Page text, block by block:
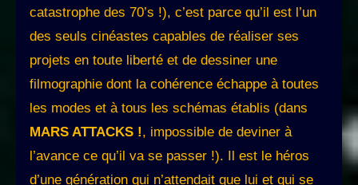
catastrophe des 70’s !), c’est parce qu’il est l’un
des seuls cinéastes capables de réaliser ses
projets en toute liberté et de dessiner une
filmographie dont la cohérence échappe à toutes
les modes et à tous les schémas établis (dans
MARS ATTACKS !, impossible de deviner à
l’avance ce qu’il va se passer !). Il est le héros
d’une génération qui n’attendait que lui et qui se